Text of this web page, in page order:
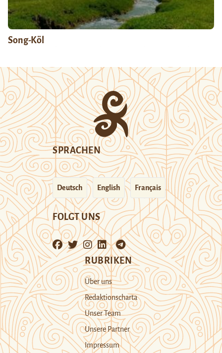
Song-Köl
SPRACHEN
Deutsch English Français
FOLGT UNS
RUBRIKEN
Über uns
Redaktionscharta
Unser Team
Unsere Partner
Impressum